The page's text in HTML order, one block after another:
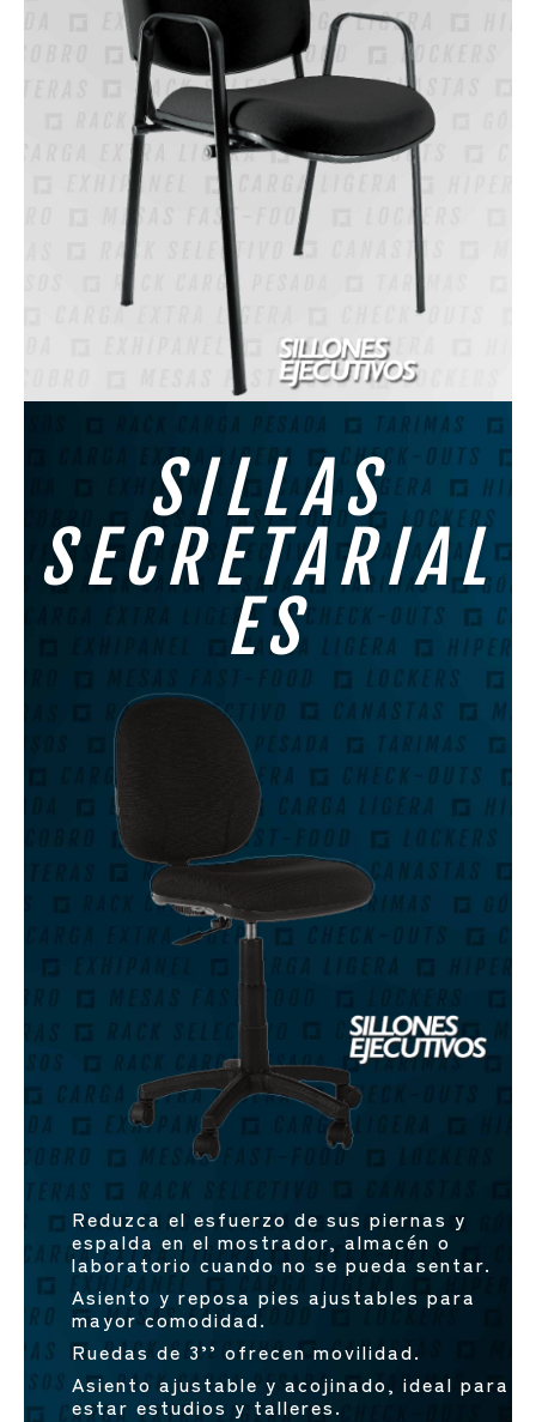
SILLAS
SECRETARIAL
ES
Reduzca el esfuerzo de sus piernas y
espalda en el mostrador, almacén o
laboratorio cuando no se pueda sentar.
Asiento y reposa pies ajustables para
mayor comodidad.
Ruedas de 3’’ ofrecen movilidad.
Asiento ajustable y acojinado, ideal para
estar estudios y talleres.